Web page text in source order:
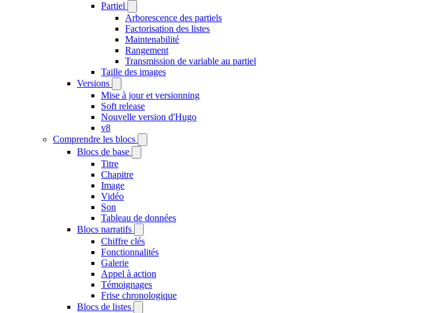
Partiel
Arborescence des partiels
Factorisation des listes
Maintenabilité
Rangement
Transmission de variable au partiel
Taille des images
Versions
Mise à jour et versionning
Soft release
Nouvelle version d'Hugo
v8
Comprendre les blocs
Blocs de base
Titre
Chapitre
Image
Vidéo
Son
Tableau de données
Blocs narratifs
Chiffre clés
Fonctionnalités
Galerie
Appel à action
Témoignages
Frise chronologique
Blocs de listes